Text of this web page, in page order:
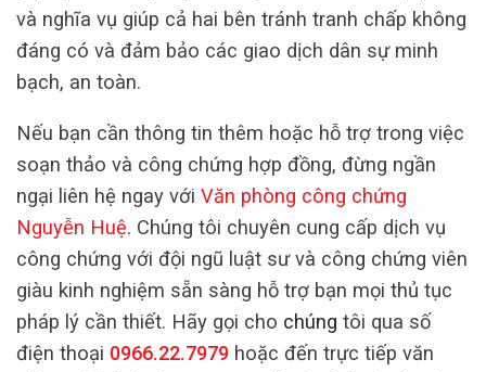
và nghĩa vụ giúp cả hai bên tránh tranh chấp không
đáng có và đảm bảo các giao dịch dân sự minh
bạch, an toàn.
Nếu bạn cần thông tin thêm hoặc hỗ trợ trong việc
soạn thảo và công chứng hợp đồng, đừng ngần
ngại liên hệ ngay với Văn phòng công chứng
Nguyễn Huệ. Chúng tôi chuyên cung cấp dịch vụ
công chứng với đội ngũ luật sư và công chứng viên
giàu kinh nghiệm sẵn sàng hỗ trợ bạn mọi thủ tục
pháp lý cần thiết. Hãy gọi cho chúng tôi qua số
điện thoại 0966.22.7979 hoặc đến trực tiếp văn